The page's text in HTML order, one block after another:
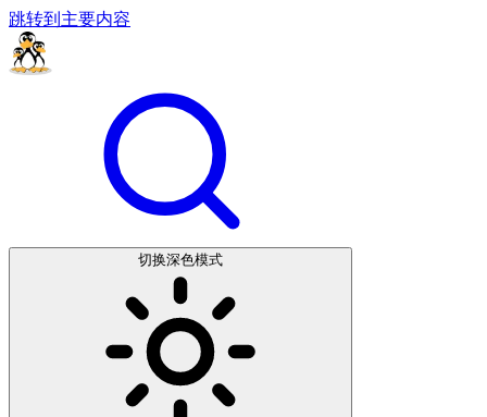
跳转到主要内容
切换深色模式